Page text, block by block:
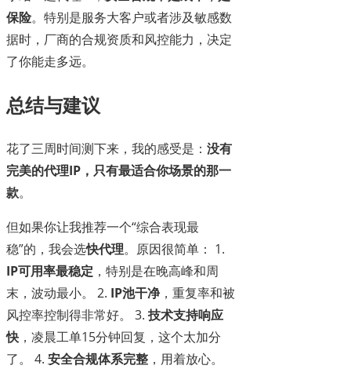
保险。特别是服务大客户或者涉及敏感数
据时，厂商的合规资质和风控能力，决定
了你能走多远。
总结与建议
花了三周时间测下来，我的感受是： 没有
完美的代理IP，只有最适合你场景的那一
款。
但如果你让我推荐一个“综合表现最
稳”的，我会选快代理。原因很简单： 1.
IP可用率最稳定 ，特别是在晚高峰和周
末，波动最小。 2. IP池干净 ，重复率和被
风控率控制得非常好。 3. 技术支持响应
快 ，凌晨工单15分钟回复，这个太加分
了。 4. 安全合规体系完整 ，用着放心。